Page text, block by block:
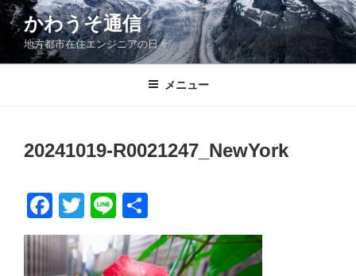
コ
ン
ン
かわうそ通信
地方都市在住エンジニアの日々
メニュー
20241019-R0021247_NewYork
F
a
c
T
tt
Li
n
e
有